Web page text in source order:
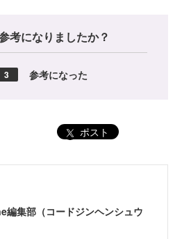
考になりましたか？
3 参考になった
ポスト
編集部（コードジンヘンシュウ